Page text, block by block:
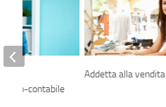
Addetta alla vendita
contabile